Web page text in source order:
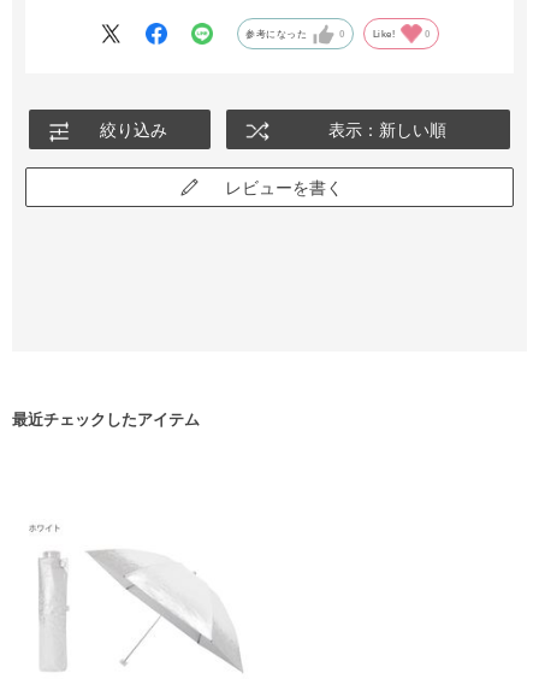
参考になった 0 Like! 0
絞り込み 表示：新しい順
レビューを書く
最近チェックしたアイテム